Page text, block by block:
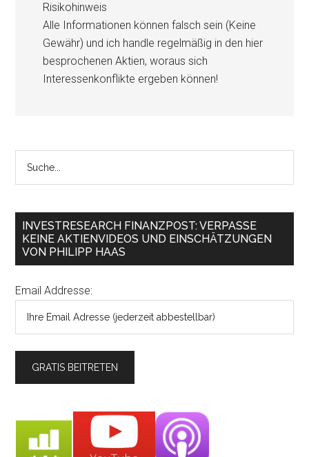
Risikohinweis
Alle Informationen können falsch sein (Keine
Gewähr) und ich handle regelmäßig in den hier
besprochenen Aktien, woraus sich
Interessenkonflikte ergeben können!
INVESTRESEARCH FINANZPOST: VERPASSE
KEINE AKTIENVIDEOS UND EINSCHÄTZUNGEN
VON PHILIPP HAAS
Email Addresse: